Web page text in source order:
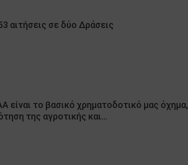
αιτήσεις σε δύο Δράσεις
είναι το βασικό χρηματοδοτικό μας όχημα,
της αγροτικής και…